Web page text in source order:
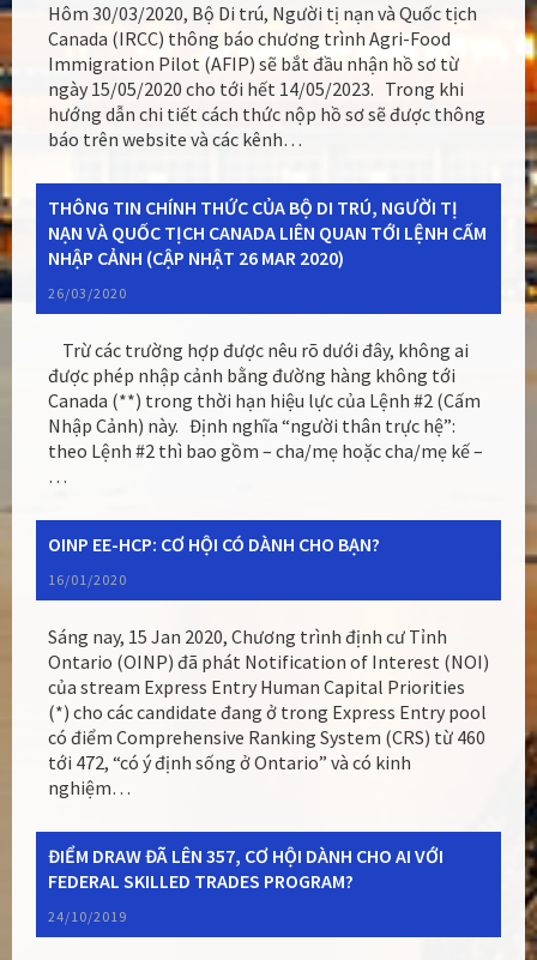
Hôm 30/03/2020, Bộ Di trú, Người tị nạn và Quốc tịch
Canada (IRCC) thông báo chương trình Agri-Food
Immigration Pilot (AFIP) sẽ bắt đầu nhận hồ sơ từ
ngày 15/05/2020 cho tới hết 14/05/2023. Trong khi
hướng dẫn chi tiết cách thức nộp hồ sơ sẽ được thông
báo trên website và các kênh…
THÔNG TIN CHÍNH THỨC CỦA BỘ DI TRÚ, NGƯỜI TỊ
NẠN VÀ QUỐC TỊCH CANADA LIÊN QUAN TỚI LỆNH CẤM
NHẬP CẢNH (CẬP NHẬT 26 MAR 2020)
26/03/2020
Trừ các trường hợp được nêu rõ dưới đây, không ai
được phép nhập cảnh bằng đường hàng không tới
Canada (**) trong thời hạn hiệu lực của Lệnh #2 (Cấm
Nhập Cảnh) này. Định nghĩa “người thân trực hệ”:
theo Lệnh #2 thì bao gồm – cha/mẹ hoặc cha/mẹ kế –
…
OINP EE-HCP: CƠ HỘI CÓ DÀNH CHO BẠN?
16/01/2020
Sáng nay, 15 Jan 2020, Chương trình định cư Tỉnh
Ontario (OINP) đã phát Notification of Interest (NOI)
của stream Express Entry Human Capital Priorities
(*) cho các candidate đang ở trong Express Entry pool
có điểm Comprehensive Ranking System (CRS) từ 460
tới 472, “có ý định sống ở Ontario” và có kinh
nghiệm…
ĐIỂM DRAW ĐÃ LÊN 357, CƠ HỘI DÀNH CHO AI VỚI
FEDERAL SKILLED TRADES PROGRAM?
24/10/2019